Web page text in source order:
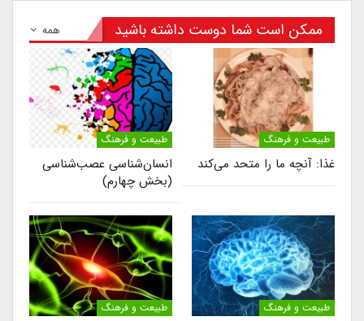
همه ممکن است شما دوست داشته باشید
طبیعت و فرهنگ
غذا: آنچه ما را متحد می‌کند
طبیعت و فرهنگ
انسان‌شناسی عصب‌شناسی
(بخش چهارم)
طبیعت و فرهنگ طبیعت و فرهنگ